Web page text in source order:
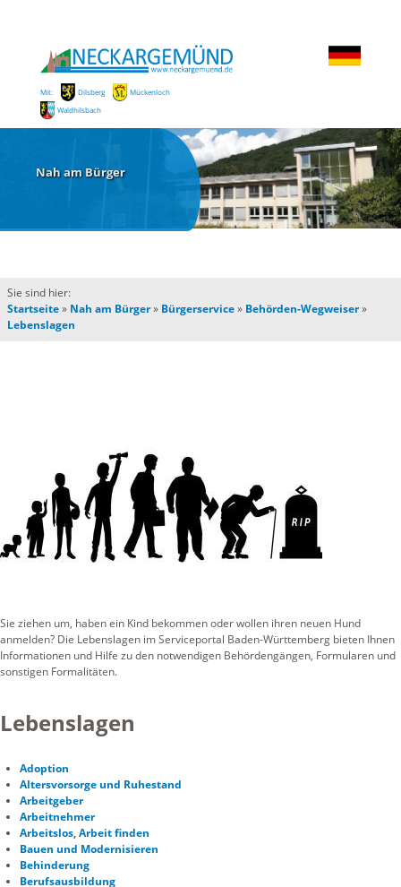
Mit: Dilsberg
Mückenloch
Waldhilsbach
Nah am Bürger
Sie sind hier:
Startseite» Nah am Bürger» Bürgerservice» Behörden-Wegweiser»
Lebenslagen
Sie ziehen um, haben ein Kind bekommen oder wollen ihren neuen Hund
anmelden? Die Lebenslagen im Serviceportal Baden-Württemberg bieten Ihnen
Informationen und Hilfe zu den notwendigen Behördengängen, Formularen und
sonstigen Formalitäten.
Lebenslagen
Adoption
Altersvorsorge und Ruhestand
Arbeitgeber
Arbeitnehmer
Arbeitslos, Arbeit finden
Bauen und Modernisieren
Behinderung
Berufsausbildung